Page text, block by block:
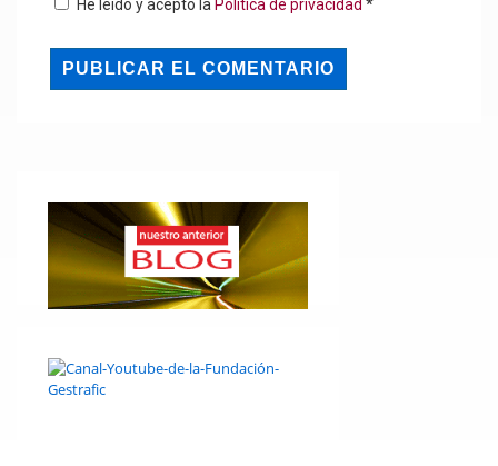
He leído y acepto la Política de privacidad *